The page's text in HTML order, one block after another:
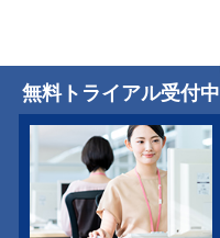
無料トライアル受付中